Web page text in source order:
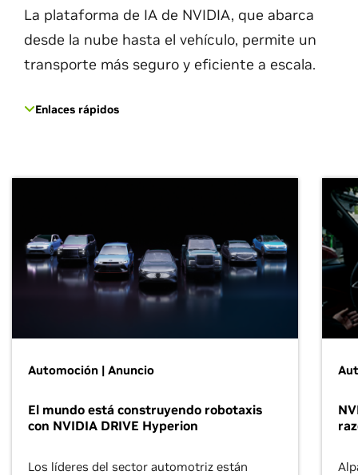
La plataforma de IA de NVIDIA, que abarca
desde la nube hasta el vehículo, permite un
transporte más seguro y eficiente a escala.
Enlaces rápidos
Automoción | Anuncio
El mundo está construyendo robotaxis
con NVIDIA DRIVE Hyperion
Los líderes del sector automotriz están